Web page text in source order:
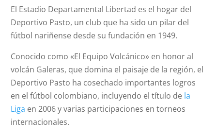
El Estadio Departamental Libertad es el hogar del
Deportivo Pasto, un club que ha sido un pilar del
fútbol nariñense desde su fundación en 1949.
Conocido como «El Equipo Volcánico» en honor al
volcán Galeras, que domina el paisaje de la región, el
Deportivo Pasto ha cosechado importantes logros
en el fútbol colombiano, incluyendo el título de la
Liga en 2006 y varias participaciones en torneos
internacionales.